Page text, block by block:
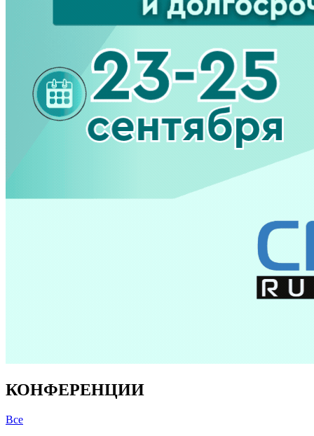
КОНФЕРЕНЦИИ
Все